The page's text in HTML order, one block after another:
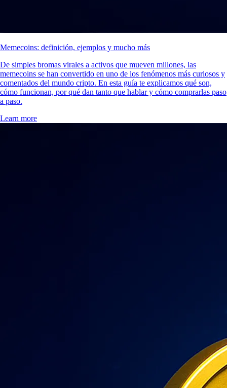
Memecoins: definición, ejemplos y mucho más
De simples bromas virales a activos que mueven millones, las
memecoins se han convertido en uno de los fenómenos más curiosos y
comentados del mundo cripto. En esta guía te explicamos qué son,
cómo funcionan, por qué dan tanto que hablar y cómo comprarlas paso
a paso.
Learn more